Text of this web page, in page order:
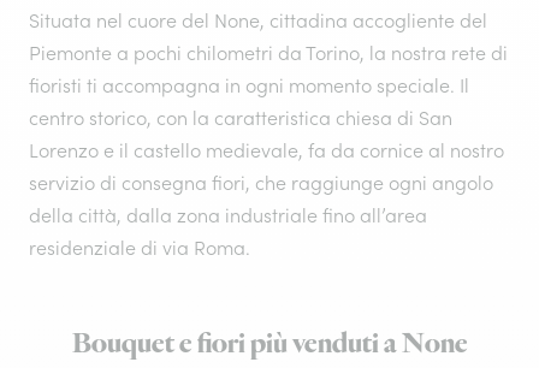
Situata nel cuore del None, cittadina accogliente del
Piemonte a pochi chilometri da Torino, la nostra rete di
fioristi ti accompagna in ogni momento speciale. Il
centro storico, con la caratteristica chiesa di San
Lorenzo e il castello medievale, fa da cornice al nostro
servizio di consegna fiori, che raggiunge ogni angolo
della città, dalla zona industriale fino all’area
residenziale di via Roma.
Bouquet e fiori più venduti a None